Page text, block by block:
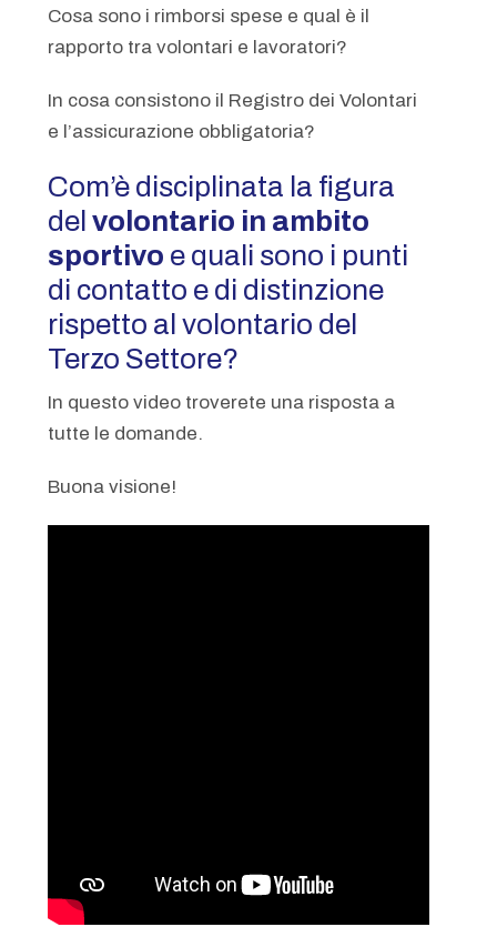
Cosa sono i rimborsi spese e qual è il
rapporto tra volontari e lavoratori?
In cosa consistono il Registro dei Volontari
e l’assicurazione obbligatoria?
Com’è disciplinata la figura
del volontario in ambito
sportivo e quali sono i punti
di contatto e di distinzione
rispetto al volontario del
Terzo Settore?
In questo video troverete una risposta a
tutte le domande.
Buona visione!